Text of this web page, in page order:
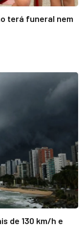
terá funeral nem
de 130 km/h e